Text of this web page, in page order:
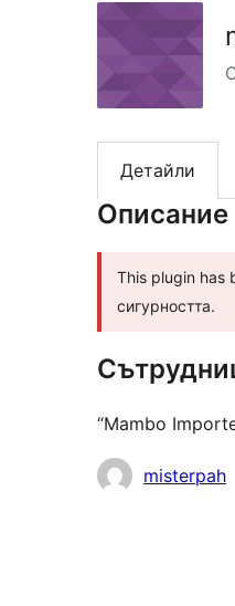
Детайли
Описание
This plugin has
сигурността.
“Mambo
Сътрудници
misterpah